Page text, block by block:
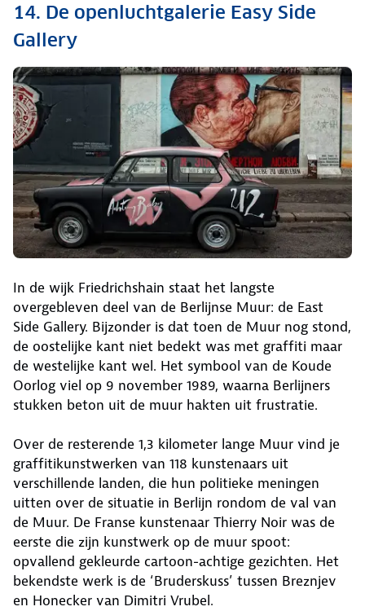
14. De openluchtgalerie Easy Side
Gallery
In de wijk Friedrichshain staat het langste
overgebleven deel van de Berlijnse Muur: de East
Side Gallery. Bijzonder is dat toen de Muur nog stond,
de oostelijke kant niet bedekt was met graffiti maar
de westelijke kant wel. Het symbool van de Koude
Oorlog viel op 9 november 1989, waarna Berlijners
stukken beton uit de muur hakten uit frustratie.
Over de resterende 1,3 kilometer lange Muur vind je
graffitikunstwerken van 118 kunstenaars uit
verschillende landen, die hun politieke meningen
uitten over de situatie in Berlijn rondom de val van
de Muur. De Franse kunstenaar Thierry Noir was de
eerste die zijn kunstwerk op de muur spoot:
opvallend gekleurde cartoon-achtige gezichten. Het
bekendste werk is de ‘Bruderskuss’ tussen Breznjev
en Honecker van Dimitri Vrubel.